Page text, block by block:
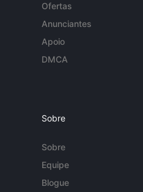
Ofertas
Anunciantes
Apoio
DMCA
Sobre
Sobre
Equipe
Blogue